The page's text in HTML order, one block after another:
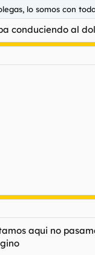
lo somos con
conduciendo al
aqui no